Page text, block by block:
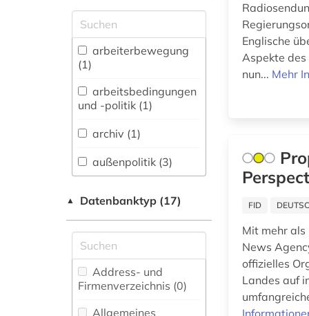
fachübergreifende
Datenbanken (3)
Allgemeine und
vergleichende Sprach-
Literaturwissenschaft.
Indogermanistik.
Sprachen und
Anglistik.
Architektur,
Bauingenieur- und
Vermessungswesen (0)
Biotechnologie (0)
arbeiterbewegung
(1)
arbeitsbedingungen
und -politik (1)
archiv (1)
außenpolitik (3)
bürgerrechtsbewegung
(1)
china (1)
▲ Datenbanktyp (17)
Address- und
Firmenverzeichnis (0)
Allgemeines
Englische
Aspekte
nun... Mehr
FID
Mit mehr als
News
offizielles
Landes auf